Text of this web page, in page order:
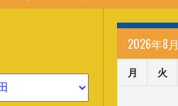
2026年8月
月 火